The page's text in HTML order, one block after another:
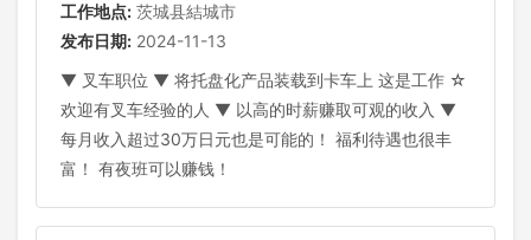
工作地点: 茨城县結城市
发布日期: 2024-11-13
▼ 叉车职位 ▼ 将托盘化产品装载到卡车上 这是工作 ☆
欢迎有叉车经验的人 ▼ 以高的时薪赚取可观的收入 ▼
每月收入超过30万日元也是可能的！ 福利待遇也很丰
富！ 有夜班可以赚钱！